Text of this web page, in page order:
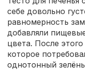
себе довольно
равномерность
добавляли
цвета. После
которое
однотонный